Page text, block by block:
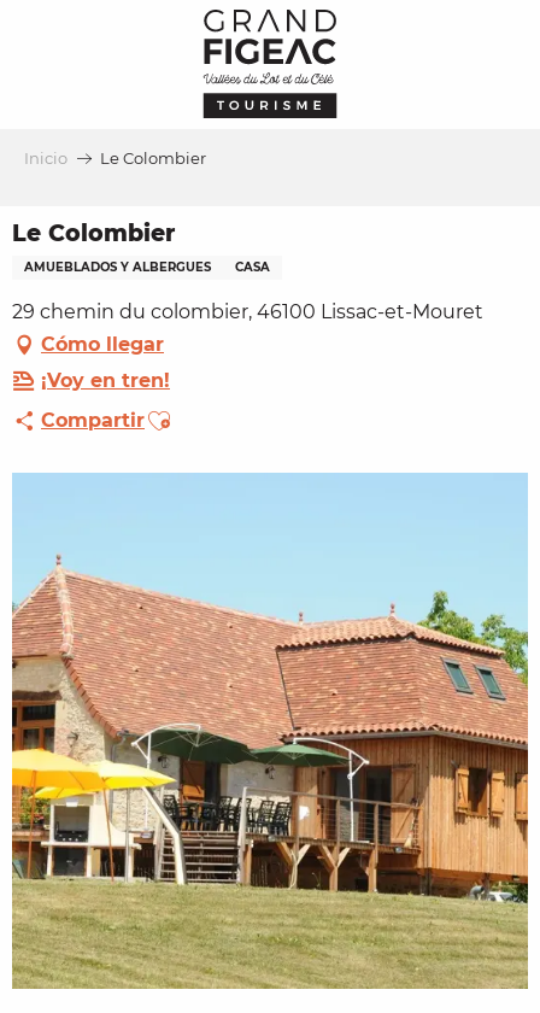
Inicio Le Colombier
Le Colombier
AMUEBLADOS Y ALBERGUES CASA
29 chemin du colombier, 46100 Lissac-et-Mouret
Cómo llegar
¡Voy en tren!
CompartirAjouter aux favoris